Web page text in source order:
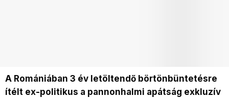
A Romániában 3 év letöltendő börtönbüntetésre
ítélt ex-politikus a pannonhalmi apátság exkluzív